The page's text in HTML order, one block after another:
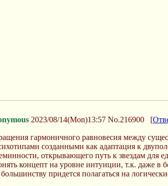
2023/08/14(Mon)13:57 No.216900 [
гармоничного равновесия между
созданными как адаптация к
открывающего путь к звездам для
концепт на уровне интуиции, т.к. даже в
придется полагаться на